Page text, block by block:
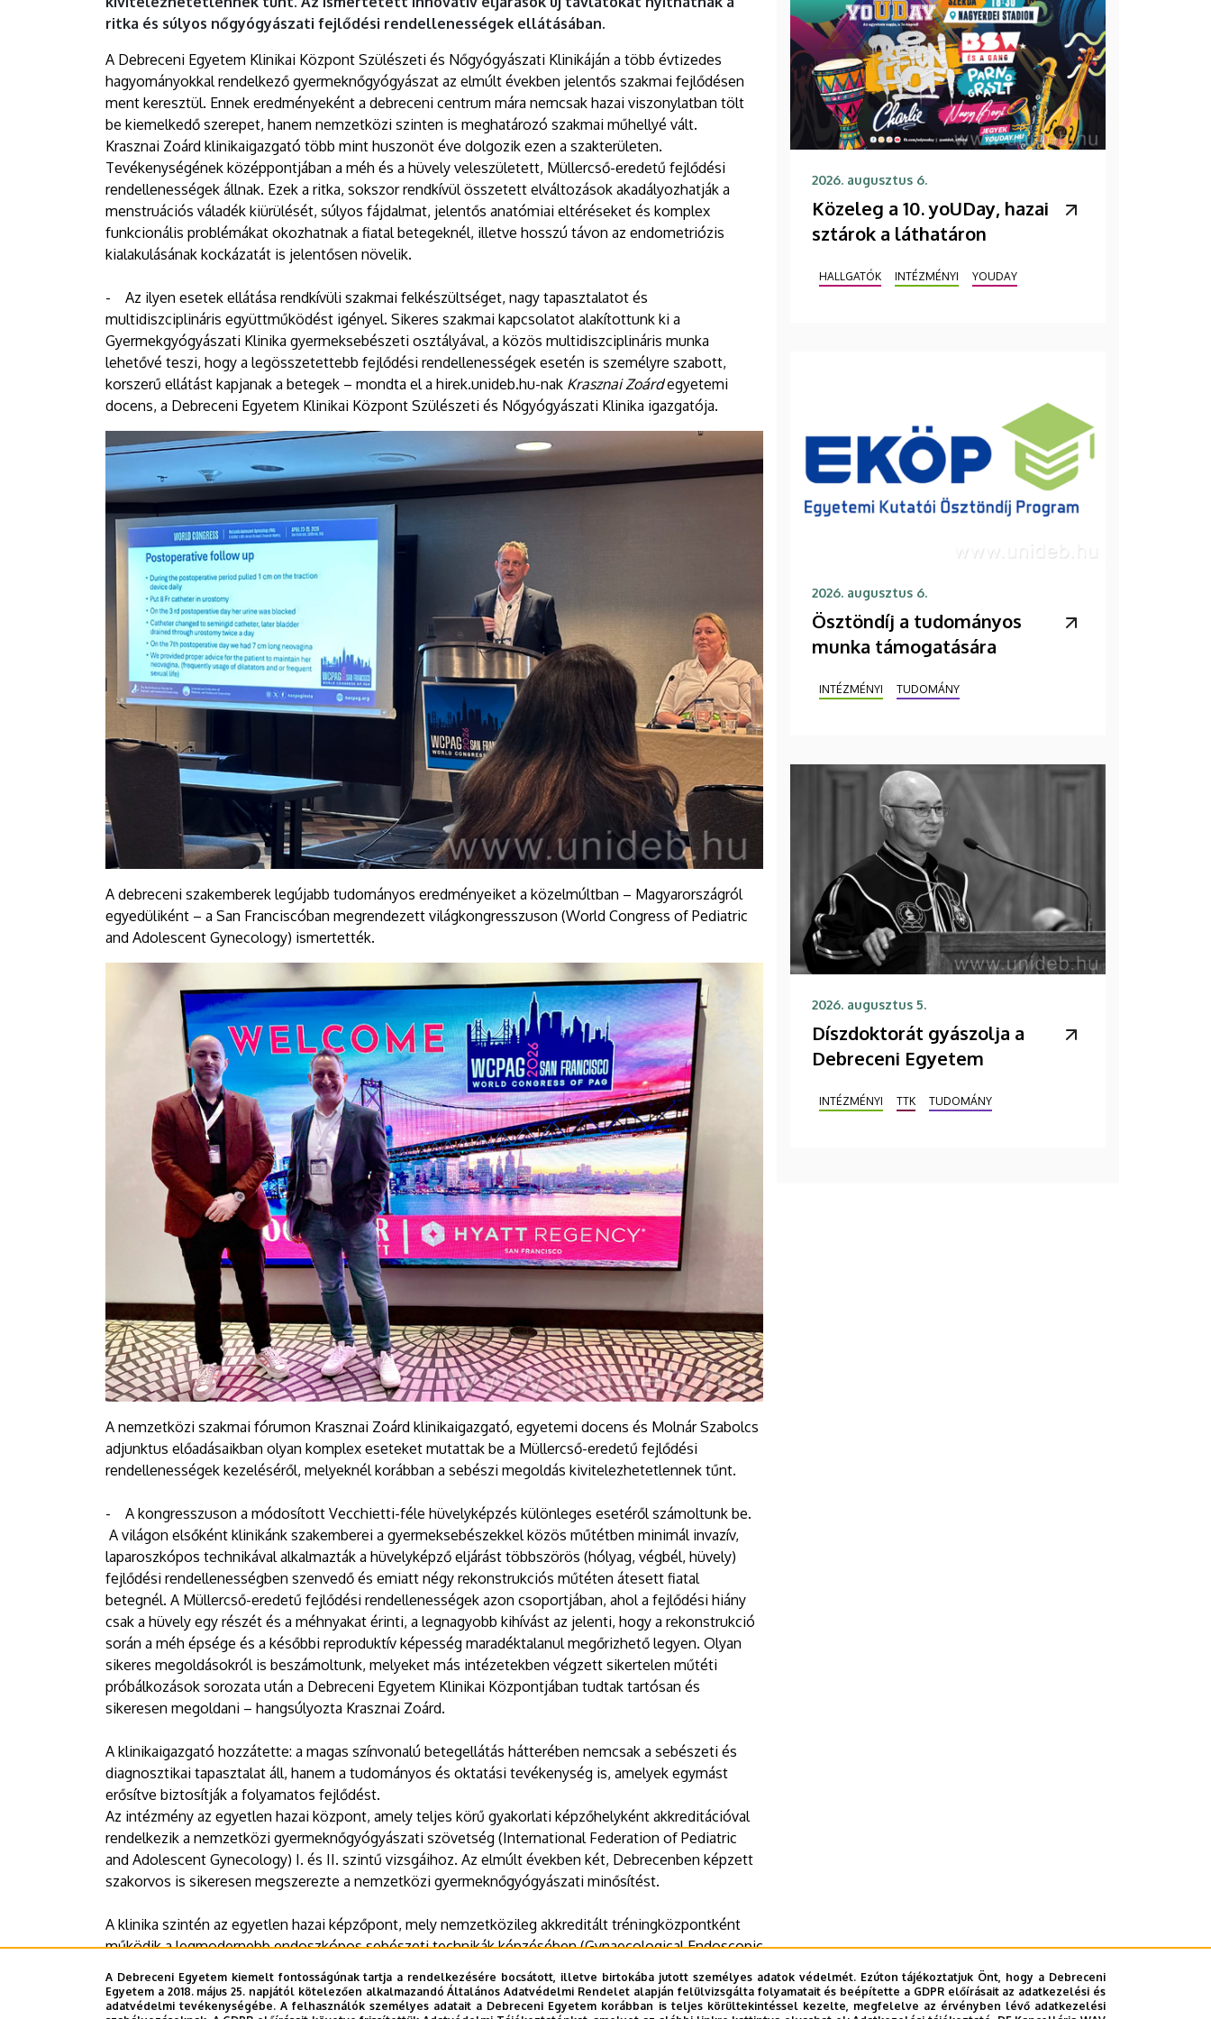
ritka és súlyos nőgyógyászati fejlődési rendellenességek ellátásában.
A Debreceni Egyetem Klinikai Központ Szülészeti és Nőgyógyászati Klinikáján a több évtizedes
hagyományokkal rendelkező gyermeknőgyógyászat az elmúlt években jelentős szakmai fejlődésen
ment keresztül. Ennek eredményeként a debreceni centrum mára nemcsak hazai viszonylatban tölt
be kiemelkedő szerepet, hanem nemzetközi szinten is meghatározó szakmai műhellyé vált.
Krasznai Zoárd klinikaigazgató több mint huszonöt éve dolgozik ezen a szakterületen.
Tevékenységének középpontjában a méh és a hüvely veleszületett, Müllercső-eredetű fejlődési
rendellenességek állnak. Ezek a ritka, sokszor rendkívül összetett elváltozások akadályozhatják a
menstruációs váladék kiürülését, súlyos fájdalmat, jelentős anatómiai eltéréseket és komplex
funkcionális problémákat okozhatnak a fiatal betegeknél, illetve hosszú távon az endometriózis
kialakulásának kockázatát is jelentősen növelik.
- Az ilyen esetek ellátása rendkívüli szakmai felkészültséget, nagy tapasztalatot és
multidiszciplináris együttműködést igényel. Sikeres szakmai kapcsolatot alakítottunk ki a
Gyermekgyógyászati Klinika gyermeksebészeti osztályával, a közös multidiszciplináris munka
lehetővé teszi, hogy a legösszetettebb fejlődési rendellenességek esetén is személyre szabott,
korszerű ellátást kapjanak a betegek – mondta el a hirek.unideb.hu-nak Krasznai Zoárdegyetemi
docens, a Debreceni Egyetem Klinikai Központ Szülészeti és Nőgyógyászati Klinika igazgatója.
A debreceni szakemberek legújabb tudományos eredményeiket a közelmúltban – Magyarországról
egyedüliként – a San Franciscóban megrendezett világkongresszuson (World Congress of Pediatric
and Adolescent Gynecology) ismertették.
A nemzetközi szakmai fórumon Krasznai Zoárd klinikaigazgató, egyetemi docens és Molnár Szabolcs
adjunktus előadásaikban olyan komplex eseteket mutattak be a Müllercső-eredetű fejlődési
rendellenességek kezeléséről, melyeknél korábban a sebészi megoldás kivitelezhetetlennek tűnt.
- A kongresszuson a módosított Vecchietti-féle hüvelyképzés különleges esetéről számoltunk be.
A világon elsőként klinikánk szakemberei a gyermeksebészekkel közös műtétben minimál invazív,
laparoszkópos technikával alkalmazták a hüvelyképző eljárást többszörös (hólyag, végbél, hüvely)
fejlődési rendellenességben szenvedő és emiatt négy rekonstrukciós műtéten átesett fiatal
betegnél. A Müllercső-eredetű fejlődési rendellenességek azon csoportjában, ahol a fejlődési hiány
csak a hüvely egy részét és a méhnyakat érinti, a legnagyobb kihívást az jelenti, hogy a rekonstrukció
során a méh épsége és a későbbi reproduktív képesség maradéktalanul megőrizhető legyen. Olyan
sikeres megoldásokról is beszámoltunk, melyeket más intézetekben végzett sikertelen műtéti
próbálkozások sorozata után a Debreceni Egyetem Klinikai Központjában tudtak tartósan és
sikeresen megoldani – hangsúlyozta Krasznai Zoárd.
A klinikaigazgató hozzátette: a magas színvonalú betegellátás hátterében nemcsak a sebészeti és
diagnosztikai tapasztalat áll, hanem a tudományos és oktatási tevékenység is, amelyek egymást
erősítve biztosítják a folyamatos fejlődést.
Az intézmény az egyetlen hazai központ, amely teljes körű gyakorlati képzőhelyként akkreditációval
rendelkezik a nemzetközi gyermeknőgyógyászati szövetség (International Federation of Pediatric
and Adolescent Gynecology) I. és II. szintű vizsgáihoz. Az elmúlt években két, Debrecenben képzett
szakorvos is sikeresen megszerezte a nemzetközi gyermeknőgyógyászati minősítést.
A klinika szintén az egyetlen hazai képzőpont, mely nemzetközileg akkreditált tréningközpontként
működik a legmodernebb endoszkópos sebészeti technikák képzésében (Gynaecological Endoscopic
Surgical Education and Assessment). A debreceni műhely a minimálisan invazív nőgyógyászati
sebészet egyik meghatározó hazai oktatóhelyévé vált.
2026. augusztus 6.
Közeleg a 10. yoUDay, hazai
sztárok a láthatáron
HALLGATÓK INTÉZMÉNYI YOUDAY
2026. augusztus 6.
Ösztöndíj a tudományos
munka támogatására
INTÉZMÉNYI TUDOMÁNY
2026. augusztus 5.
Díszdoktorát gyászolja a
Debreceni Egyetem
INTÉZMÉNYI TTK TUDOMÁNY
A Debreceni Egyetem kiemelt fontosságúnak tartja a rendelkezésére bocsátott, illetve birtokába jutott személyes adatok védelmét. Ezúton tájékoztatjuk Önt, hogy a Debreceni
Egyetem a 2018. május 25. napjától kötelezően alkalmazandó Általános Adatvédelmi Rendelet alapján felülvizsgálta folyamatait és beépítette a GDPR előírásait az adatkezelési és
adatvédelmi tevékenységébe. A felhasználók személyes adatait a Debreceni Egyetem korábban is teljes körültekintéssel kezelte, megfelelve az érvényben lévő adatkezelési